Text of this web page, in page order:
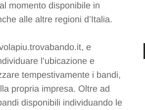
momento disponibile in
alle altre regioni d’Italia.
e
l’ubicazione e
tempestivamente i bandi,
propria impresa. Oltre ad
disponibili individuando le